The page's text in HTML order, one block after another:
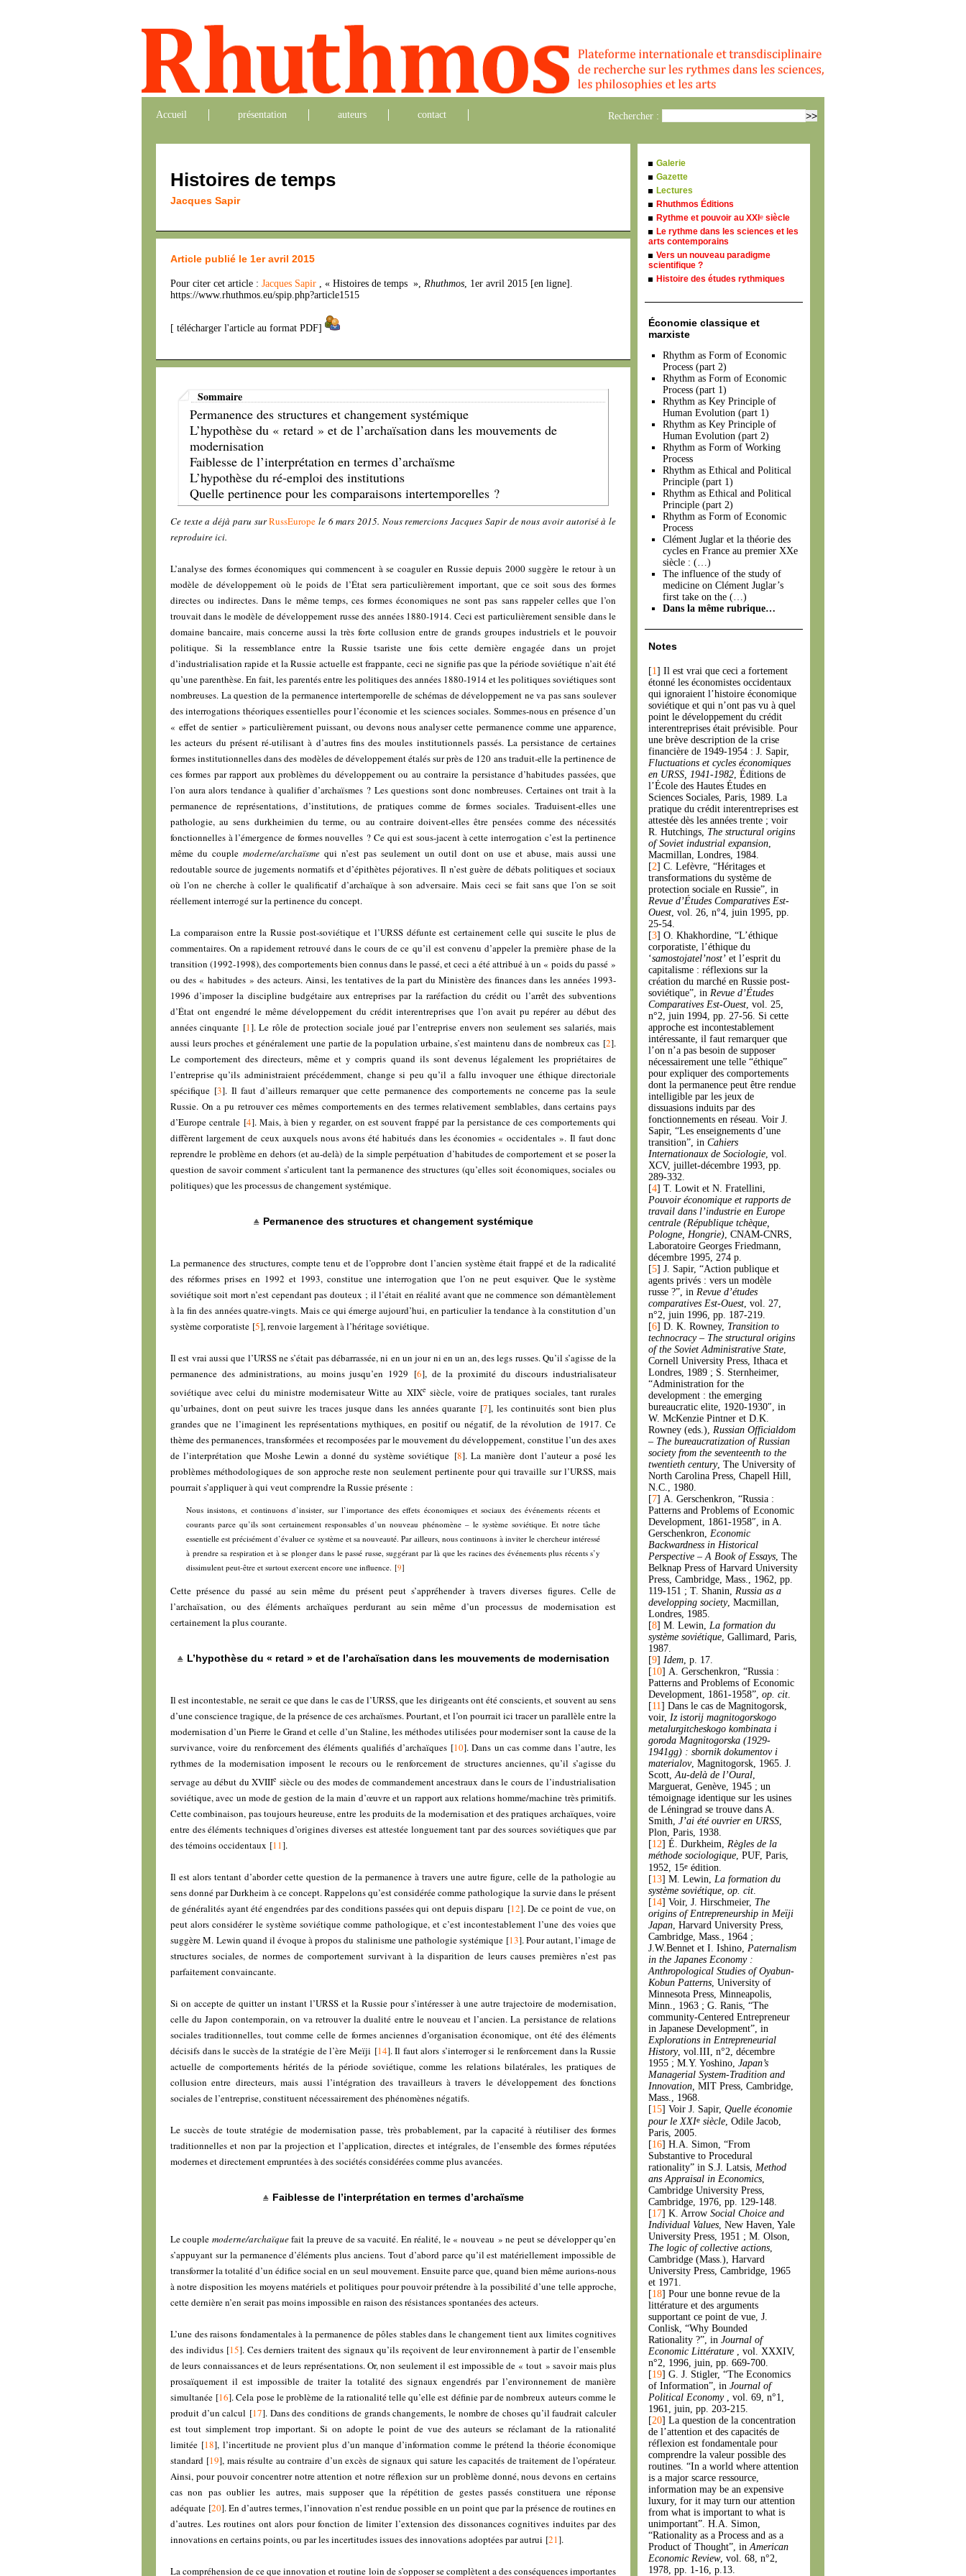
Accueil présentation auteurs contact Rechercher :
Histoires de temps
Jacques Sapir
Article publié le 1er avril 2015
Pour citer cet article : Jacques Sapir , « Histoires de temps », Rhuthmos, 1er avril 2015 [en ligne].
https://www.rhuthmos.eu/spip.php?article1515
[ télécharger l'article au format PDF]
Sommaire
Permanence des structures et changement systémique
L’hypothèse du « retard » et de l’archaïsation dans les mouvements de
modernisation
Faiblesse de l’interprétation en termes d’archaïsme
L’hypothèse du ré-emploi des institutions
Quelle pertinence pour les comparaisons intertemporelles ?
Ce texte a déjà paru surRussEurope le 6 mars 2015. Nous remercions Jacques Sapir de nous avoir autorisé à le
reproduire ici.
L’analyse des formes économiques qui commencent à se coaguler en Russie depuis 2000 suggère le retour à un
modèle de développement où le poids de l’État sera particulièrement important, que ce soit sous des formes
directes ou indirectes. Dans le même temps, ces formes économiques ne sont pas sans rappeler celles que l’on
trouvait dans le modèle de développement russe des années 1880-1914. Ceci est particulièrement sensible dans le
domaine bancaire, mais concerne aussi la très forte collusion entre de grands groupes industriels et le pouvoir
politique. Si la ressemblance entre la Russie tsariste une fois cette dernière engagée dans un projet
d’industrialisation rapide et la Russie actuelle est frappante, ceci ne signifie pas que la période soviétique n’ait été
qu’une parenthèse. En fait, les parentés entre les politiques des années 1880-1914 et les politiques soviétiques sont
nombreuses. La question de la permanence intertemporelle de schémas de développement ne va pas sans soulever
des interrogations théoriques essentielles pour l’économie et les sciences sociales. Sommes-nous en présence d’un
« effet de sentier » particulièrement puissant, ou devons nous analyser cette permanence comme une apparence,
les acteurs du présent ré-utilisant à d’autres fins des moules institutionnels passés. La persistance de certaines
formes institutionnelles dans des modèles de développement étalés sur près de 120 ans traduit-elle la pertinence de
ces formes par rapport aux problèmes du développement ou au contraire la persistance d’habitudes passées, que
l’on aura alors tendance à qualifier d’archaïsmes ? Les questions sont donc nombreuses. Certaines ont trait à la
permanence de représentations, d’institutions, de pratiques comme de formes sociales. Traduisent-elles une
pathologie, au sens durkheimien du terme, ou au contraire doivent-elles être pensées comme des nécessités
fonctionnelles à l’émergence de formes nouvelles ? Ce qui est sous-jacent à cette interrogation c’est la pertinence
même du couple moderne/archaïsmequi n’est pas seulement un outil dont on use et abuse, mais aussi une
redoutable source de jugements normatifs et d’épithètes péjoratives. Il n’est guère de débats politiques et sociaux
où l’on ne cherche à coller le qualificatif d’archaïque à son adversaire. Mais ceci se fait sans que l’on se soit
réellement interrogé sur la pertinence du concept.
La comparaison entre la Russie post-soviétique et l’URSS défunte est certainement celle qui suscite le plus de
commentaires. On a rapidement retrouvé dans le cours de ce qu’il est convenu d’appeler la première phase de la
transition (1992-1998), des comportements bien connus dans le passé, et ceci a été attribué à un « poids du passé »
ou des « habitudes » des acteurs. Ainsi, les tentatives de la part du Ministère des finances dans les années 1993-
1996 d’imposer la discipline budgétaire aux entreprises par la raréfaction du crédit ou l’arrêt des subventions
d’État ont engendré le même développement du crédit interentreprises que l’on avait pu repérer au début des
années cinquante [1]. Le rôle de protection sociale joué par l’entreprise envers non seulement ses salariés, mais
aussi leurs proches et généralement une partie de la population urbaine, s’est maintenu dans de nombreux cas [2].
Le comportement des directeurs, même et y compris quand ils sont devenus légalement les propriétaires de
l’entreprise qu’ils administraient précédemment, change si peu qu’il a fallu invoquer une éthique directoriale
spécifique [3]. Il faut d’ailleurs remarquer que cette permanence des comportements ne concerne pas la seule
Russie. On a pu retrouver ces mêmes comportements en des termes relativement semblables, dans certains pays
d’Europe centrale[4]. Mais, à bien y regarder, on est souvent frappé par la persistance de ces comportements qui
diffèrent largement de ceux auxquels nous avons été habitués dans les économies « occidentales ». Il faut donc
reprendre le problème en dehors (et au-delà) de la simple perpétuation d’habitudes de comportement et se poser la
question de savoir comment s’articulent tant la permanence des structures (qu’elles soit économiques, sociales ou
politiques) que les processus de changement systémique.
Permanence des structures et changement systémique
La permanence des structures, compte tenu et de l’opprobre dont l’ancien système était frappé et de la radicalité
des réformes prises en 1992 et 1993, constitue une interrogation que l’on ne peut esquiver. Que le système
soviétique soit mort n’est cependant pas douteux ; il l’était en réalité avant que ne commence son démantèlement
à la fin des années quatre-vingts. Mais ce qui émerge aujourd’hui, en particulier la tendance à la constitution d’un
système corporatiste [5], renvoie largement à l’héritage soviétique.
Il est vrai aussi que l’URSS ne s’était pas débarrassée, ni en un jour ni en un an, des legs russes. Qu’il s’agisse de la
permanence des administrations, au moins jusqu’en 1929 [6], de la proximité du discours industrialisateur
soviétique avec celui du ministre modernisateur Witte au XIXe siècle, voire de pratiques sociales, tant rurales
qu’urbaines, dont on peut suivre les traces jusque dans les années quarante[7], les continuités sont bien plus
grandes que ne l’imaginent les représentations mythiques, en positif ou négatif, de la révolution de 1917. Ce
thème des permanences, transformées et recomposées par le mouvement du développement, constitue l’un des axes
de l’interprétation que Moshe Lewin a donné du système soviétique [8]. La manière dont l’auteur a posé les
problèmes méthodologiques de son approche reste non seulement pertinente pour qui travaille sur l’URSS, mais
pourrait s’appliquer à qui veut comprendre la Russie présente :
Nous insistons, et continuons d’insister, sur l’importance des effets économiques et sociaux des événements récents et
courants parce qu’ils sont certainement responsables d’un nouveau phénomène – le système soviétique. Et notre tâche
essentielle est précisément d’évaluer ce système et sa nouveauté. Par ailleurs, nous continuons à inviter le chercheur intéressé
à prendre sa respiration et à se plonger dans le passé russe, suggérant par là que les racines des événements plus récents s’y
dissimulent peut-être et surtout exercent encore une influence. [9]
Cette présence du passé au sein même du présent peut s’appréhender à travers diverses figures. Celle de
l’archaïsation, ou des éléments archaïques perdurant au sein même d’un processus de modernisation est
certainement la plus courante.
L’hypothèse du « retard » et de l’archaïsation dans les mouvements de modernisation
Il est incontestable, ne serait ce que dans le cas de l’URSS, que les dirigeants ont été conscients, et souvent au sens
d’une conscience tragique, de la présence de ces archaïsmes. Pourtant, et l’on pourrait ici tracer un parallèle entre la
modernisation d’un Pierre le Grand et celle d’un Staline, les méthodes utilisées pour moderniser sont la cause de la
survivance, voire du renforcement des éléments qualifiés d’archaïques[10]. Dans un cas comme dans l’autre, les
rythmes de la modernisation imposent le recours ou le renforcement de structures anciennes, qu’il s’agisse du
servage au début du XVIIIe siècle ou des modes de commandement ancestraux dans le cours de l’industrialisation
soviétique, avec un mode de gestion de la main d’œuvre et un rapport aux relations homme/machine très primitifs.
Cette combinaison, pas toujours heureuse, entre les produits de la modernisation et des pratiques archaïques, voire
entre des éléments techniques d’origines diverses est attestée longuement tant par des sources soviétiques que par
des témoins occidentaux [11].
Il est alors tentant d’aborder cette question de la permanence à travers une autre figure, celle de la pathologie au
sens donné par Durkheim à ce concept. Rappelons qu’est considérée comme pathologique la survie dans le présent
de généralités ayant été engendrées par des conditions passées qui ont depuis disparu [12]. De ce point de vue, on
peut alors considérer le système soviétique comme pathologique, et c’est incontestablement l’une des voies que
suggère M. Lewin quand il évoque à propos du stalinisme une pathologie systémique[13]. Pour autant, l’image de
structures sociales, de normes de comportement survivant à la disparition de leurs causes premières n’est pas
parfaitement convaincante.
Si on accepte de quitter un instant l’URSS et la Russie pour s’intéresser à une autre trajectoire de modernisation,
celle du Japon contemporain, on va retrouver la dualité entre le nouveau et l’ancien. La persistance de relations
sociales traditionnelles, tout comme celle de formes anciennes d’organisation économique, ont été des éléments
décisifs dans le succès de la stratégie de l’ère Meïji [14]. Il faut alors s’interroger si le renforcement dans la Russie
actuelle de comportements hérités de la période soviétique, comme les relations bilatérales, les pratiques de
collusion entre directeurs, mais aussi l’intégration des travailleurs à travers le développement des fonctions
sociales de l’entreprise, constituent nécessairement des phénomènes négatifs.
Le succès de toute stratégie de modernisation passe, très probablement, par la capacité à réutiliser des formes
traditionnelles et non par la projection et l’application, directes et intégrales, de l’ensemble des formes réputées
modernes et directement empruntées à des sociétés considérées comme plus avancées.
Faiblesse de l’interprétation en termes d’archaïsme
Le couple moderne/archaïquefait la preuve de sa vacuité. En réalité, le « nouveau » ne peut se développer qu’en
s’appuyant sur la permanence d’éléments plus anciens. Tout d’abord parce qu’il est matériellement impossible de
transformer la totalité d’un édifice social en un seul mouvement. Ensuite parce que, quand bien même aurions-nous
à notre disposition les moyens matériels et politiques pour pouvoir prétendre à la possibilité d’une telle approche,
cette dernière n’en serait pas moins impossible en raison des résistances spontanées des acteurs.
L’une des raisons fondamentales à la permanence de pôles stables dans le changement tient aux limites cognitives
des individus[15]. Ces derniers traitent des signaux qu’ils reçoivent de leur environnement à partir de l’ensemble
de leurs connaissances et de leurs représentations. Or, non seulement il est impossible de « tout » savoir mais plus
prosaïquement il est impossible de traiter la totalité des signaux engendrés par l’environnement de manière
simultanée [16]. Cela pose le problème de la rationalité telle qu’elle est définie par de nombreux auteurs comme le
produit d’un calcul [17]. Dans des conditions de grands changements, le nombre de choses qu’il faudrait calculer
est tout simplement trop important. Si on adopte le point de vue des auteurs se réclamant de la rationalité
limitée [18], l’incertitude ne provient plus d’un manque d’information comme le prétend la théorie économique
standard [19], mais résulte au contraire d’un excès de signaux qui sature les capacités de traitement de l’opérateur.
Ainsi, pour pouvoir concentrer notre attention et notre réflexion sur un problème donné, nous devons en certains
cas non pas oublier les autres, mais supposer que la répétition de gestes passés constituera une réponse
adéquate [20]. En d’autres termes, l’innovation n’est rendue possible en un point que par la présence de routines en
d’autres. Les routines ont alors pour fonction de limiter l’extension des dissonances cognitives induites par des
innovations en certains points, ou par les incertitudes issues des innovations adoptées par autrui [21].
La compréhension de ce que innovation et routine loin de s’opposer se complètent a des conséquences importantes
Galerie
Gazette
Lectures
Rhuthmos Éditions
Rythme et pouvoir au XXI e siècle
Le rythme dans les sciences et les
arts contemporains
Vers un nouveau paradigme
scientifique ?
Histoire des études rythmiques
Économie classique et
marxiste
Rhythm as Form of Economic
Process (part 2)
Rhythm as Form of Economic
Process (part 1)
Rhythm as Key Principle of
Human Evolution (part 1)
Rhythm as Key Principle of
Human Evolution (part 2)
Rhythm as Form of Working
Process
Rhythm as Ethical and Political
Principle (part 1)
Rhythm as Ethical and Political
Principle (part 2)
Rhythm as Form of Economic
Process
Clément Juglar et la théorie des
cycles en France au premier XXe
siècle : (…)
The influence of the study of
medicine on Clément Juglar’s
first take on the (…)
Dans la même rubrique…
Notes
[1] Il est vrai que ceci a fortement
étonné les économistes occidentaux
qui ignoraient l’histoire économique
soviétique et qui n’ont pas vu à quel
point le développement du crédit
interentreprises était prévisible. Pour
une brève description de la crise
financière de 1949-1954 : J. Sapir,
Fluctuations et cycles économiques
en URSS, 1941-1982, Éditions de
l’École des Hautes Études en
Sciences Sociales, Paris, 1989. La
pratique du crédit interentreprises est
attestée dès les années trente ; voir
R. Hutchings, The structural origins
of Soviet industrial expansion,
Macmillan, Londres, 1984.
[2] C. Lefèvre, “Héritages et
transformations du système de
protection sociale en Russie”, in
Revue d’Études Comparatives Est-
Ouest, vol. 26, n°4, juin 1995, pp.
25-54.
[3] O. Khakhordine, “L’éthique
corporatiste, l’éthique du
‘samostojatel’nost’ et l’esprit du
capitalisme : réflexions sur la
création du marché en Russie post-
soviétique”, in Revue d’Études
Comparatives Est-Ouest, vol. 25,
n°2, juin 1994, pp. 27-56. Si cette
approche est incontestablement
intéressante, il faut remarquer que
l’on n’a pas besoin de supposer
nécessairement une telle “éthique”
pour expliquer des comportements
dont la permanence peut être rendue
intelligible par les jeux de
dissuasions induits par des
fonctionnements en réseau. Voir J.
Sapir, “Les enseignements d’une
transition”, in Cahiers
Internationaux de Sociologie, vol.
XCV, juillet-décembre 1993, pp.
289-332.
[4] T. Lowit et N. Fratellini,
Pouvoir économique et rapports de
travail dans l’industrie en Europe
centrale (République tchèque,
Pologne, Hongrie), CNAM-CNRS,
Laboratoire Georges Friedmann,
décembre 1995, 274 p.
[5] J. Sapir, “Action publique et
agents privés : vers un modèle
russe ?”, in Revue d’études
comparatives Est-Ouest, vol. 27,
n°2, juin 1996, pp. 187-219.
[6] D. K. Rowney, Transition to
technocracy – The structural origins
of the Soviet Administrative State,
Cornell University Press, Ithaca et
Londres, 1989 ; S. Sternheimer,
“Administration for the
development : the emerging
bureaucratic elite, 1920-1930″, in
W. McKenzie Pintner et D.K.
Rowney (eds.), Russian Officialdom
– The bureaucratization of Russian
society from the seventeenth to the
twentieth century, The University of
North Carolina Press, Chapell Hill,
N.C., 1980.
[7] A. Gerschenkron, “Russia :
Patterns and Problems of Economic
Development, 1861-1958″, in A.
Gerschenkron, Economic
Backwardness in Historical
Perspective – A Book of Essays, The
Belknap Press of Harvard University
Press, Cambridge, Mass., 1962, pp.
119-151 ; T. Shanin, Russia as a
developping society, Macmillan,
Londres, 1985.
[8] M. Lewin, La formation du
système soviétique, Gallimard, Paris,
1987.
[9] Idem, p. 17.
[10] A. Gerschenkron, “Russia :
Patterns and Problems of Economic
Development, 1861-1958”, op. cit.
[11] Dans le cas de Magnitogorsk,
voir, Iz istorij magnitogorskogo
metalurgitcheskogo kombinata i
goroda Magnitogorska (1929-
1941gg) : sbornik dokumentov i
materialov, Magnitogorsk, 1965. J.
Scott,Au-delà de l’Oural,
Marguerat, Genève, 1945 ; un
témoignage identique sur les usines
de Léningrad se trouve dans A.
Smith, J’ai été ouvrier en URSS,
Plon, Paris, 1938.
[12] É. Durkheim, Règles de la
méthode sociologique, PUF, Paris,
1952, 15e édition.
[13] M. Lewin, La formation du
système soviétique op. cit
[14] Voir, J. Hirschmeier, The
origins of Entrepreneurship in Meïji
Japan , Harvard University Press,
Cambridge, Mass., 1964 ;
J.W.Bennet et I. Ishino, Paternalism
in the Japanes Economy :
Anthropological Studies of Oyabun-
Kobun Patterns , University of
Minnesota Press, Minneapolis,
Minn., 1963 ; G. Ranis, “The
community-Centered Entrepreneur
in Japanese Development”, in
Explorations in Entrepreneurial
History, vol.III, n°2, décembre
1955 ; M.Y. Yoshino, Japan’s
Managerial System-Tradition and
Innovation, MIT Press, Cambridge,
Mass., 1968.
[15] Voir J. Sapir, Quelle économie
pour le XXIe siècle , Odile Jacob,
Paris, 2005.
[16] H.A. Simon, “From
Substantive to Procedural
rationality” in S.J. Latsis, Method
ans Appraisal in Economics
Cambridge University Press,
Cambridge, 1976, pp. 129-148.
[17] K. Arrow Social Choice and
Individual Values , New Haven, Yale
University Press, 1951 ; M. Olson,
The logic of collective actions
Cambridge (Mass.), Harvard
University Press, Cambridge, 1965
et 1971.
[18] Pour une bonne revue de la
littérature et des arguments
supportant ce point de vue, J.
Conlisk, “Why Bounded
Rationality ?”, in Journal of
Economic Littérature , vol. XXXIV,
n°2, 1996, juin, pp. 669-700.
[19] G. J. Stigler, “The Economics
of Information”, in Journal of
Political Economy, vol. 69, n°1,
1961, juin, pp. 203-215.
[20] La question de la concentration
de l’attention et des capacités de
réflexion est fondamentale pour
comprendre la valeur possible des
routines. “In a world where attention
is a major scarce ressource,
information may be an expensive
luxury, for it may turn our attention
from what is important to what is
unimportant”. H.A. Simon,
“Rationality as a Process and as a
Product of Thought”, in American
Economic Review, vol. 68, n°2,
1978, pp. 1-16, p.13.